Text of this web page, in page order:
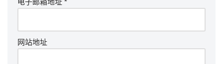
电子邮箱地址 *
网站地址